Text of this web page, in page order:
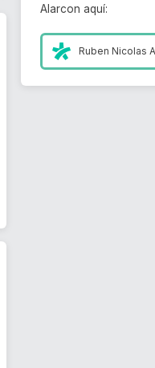
Alarcon aquí:
Ruben Nicolas